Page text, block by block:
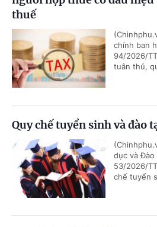
thuế
chính ban
94/2026/
tuân thủ,
Quy chế tuyển sinh và đào
dục và
53/2026/
chế tuyển